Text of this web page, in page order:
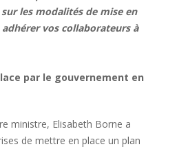
les modalités de mise en
vos collaborateurs à
par le gouvernement en
ministre, Elisabeth Borne a
de mettre en place un plan